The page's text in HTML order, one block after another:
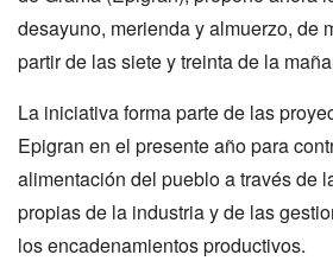
desayuno, merienda y almuerzo, de
partir de las siete y treinta de la
La iniciativa forma parte de las
Epigran en el presente año para
alimentación del pueblo a través de
propias de la industria y de las
los encadenamientos productivos.